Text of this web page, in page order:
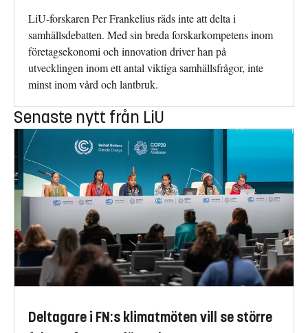
LiU-forskaren Per Frankelius räds inte att delta i
samhällsdebatten. Med sin breda forskarkompetens inom
företagsekonomi och innovation driver han på
utvecklingen inom ett antal viktiga samhällsfrågor, inte
minst inom vård och lantbruk.
Senaste nytt från LiU
Deltagare i FN:s klimatmöten vill se större